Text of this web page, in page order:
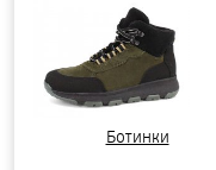
Ботинки